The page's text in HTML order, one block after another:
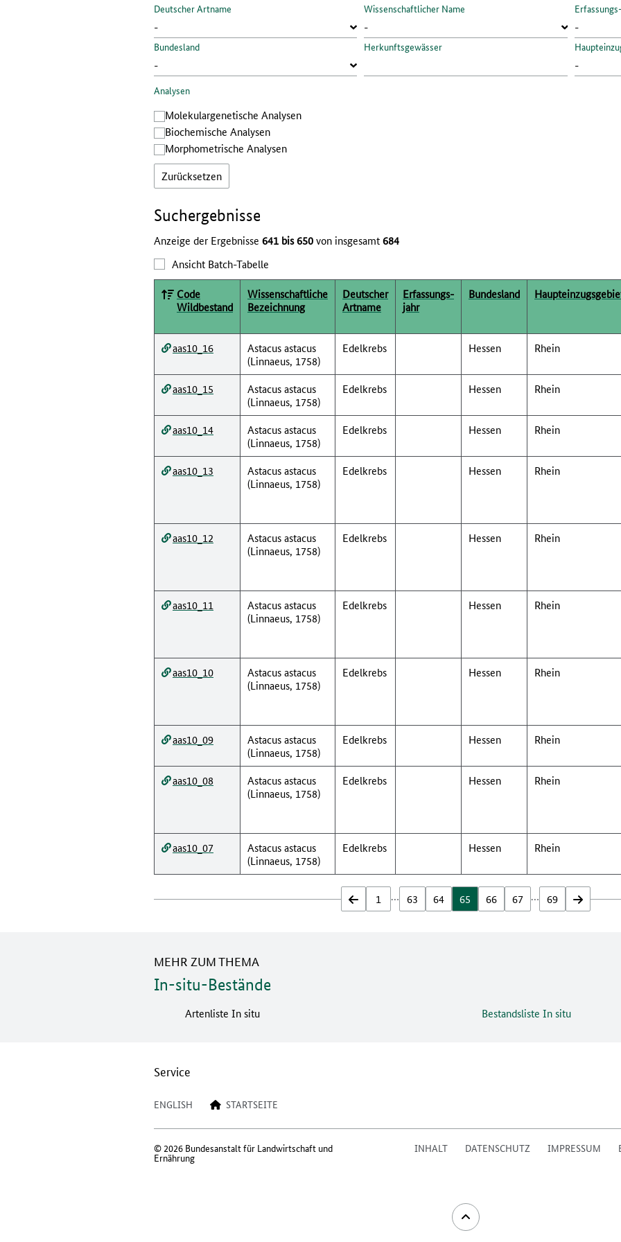
Deutscher Artname Wissenschaftlicher Name
Bundesland Herkunftsgewässer
Analysen
Molekular­genetische Analysen
Bio­chemische Analysen
Morphometrische Analysen
Zurücksetzen
Such­ergebnisse
Anzeige der Ergebnisse 641 bis 650von insgesamt684
Ansicht Batch-Tabelle
Code
Wildbestand
Wissenschaftliche
Bezeichnung
Deutscher
Artname
Erfassungs­
jahr
Bundesland
aas10_16
Astacus astacus
(Linnaeus, 1758)
Edelkrebs Hessen Rhein
aas10_15
Astacus astacus
(Linnaeus, 1758)
Edelkrebs Hessen Rhein
aas10_14
Astacus astacus
(Linnaeus, 1758)
Edelkrebs Hessen Rhein
aas10_13
Astacus astacus
(Linnaeus, 1758)
Edelkrebs Hessen Rhein
aas10_12
Astacus astacus
(Linnaeus, 1758)
Edelkrebs Hessen Rhein
aas10_11
Astacus astacus
(Linnaeus, 1758)
Edelkrebs Hessen Rhein
aas10_10
Astacus astacus
(Linnaeus, 1758)
Edelkrebs Hessen Rhein
aas10_09
Astacus astacus
(Linnaeus, 1758)
Edelkrebs Hessen Rhein
aas10_08
Astacus astacus
(Linnaeus, 1758)
Edelkrebs Hessen Rhein
aas10_07
Astacus astacus
(Linnaeus, 1758)
Edelkrebs Hessen Rhein
zurück
1 … 63 64 65 66 67 … 69 vor
MEHR ZUM THEMA
In-situ-Bestände
Artenliste In situ Bestandsliste In situ
Service
ENGLISH STARTSEITE
INHALT DATENSCHUTZ IMPRESSUM
© 2026 Bundesanstalt für Landwirtschaft und
Ernährung